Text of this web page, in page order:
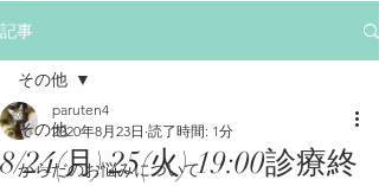
記事
その他
からだのお悩みについて
その他
8/24(月) 25(火) 19:00診療終
paruten4
2020年8月23日 読了時間: 1分